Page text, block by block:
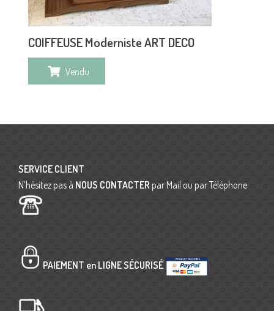
COIFFEUSE Moderniste ART DECO
Vendu
SERVICE CLIENT
N’hésitez pas à NOUS CONTACTER par Mail ou par Téléphone
PAIEMENT en LIGNE SÉCURISÉ